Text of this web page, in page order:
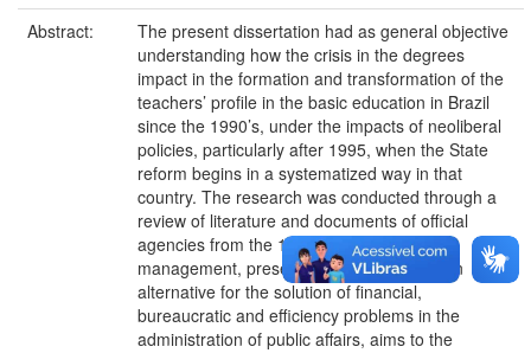
Abstract:
The present dissertation had as general objective
understanding how the crisis in the degrees
impact in the formation and transformation of the
teachers’ profile in the basic education in Brazil
since the 1990’s, under the impacts of neoliberal
policies, particularly after 1995, when the State
reform begins in a systematized way in that
country. The research was conducted through a
review of literature and documents of official
agencies from the 1990s. The new public
management, presented by the State as an
alternative for the solution of financial,
bureaucratic and efficiency problems in the
administration of public affairs, aims to the